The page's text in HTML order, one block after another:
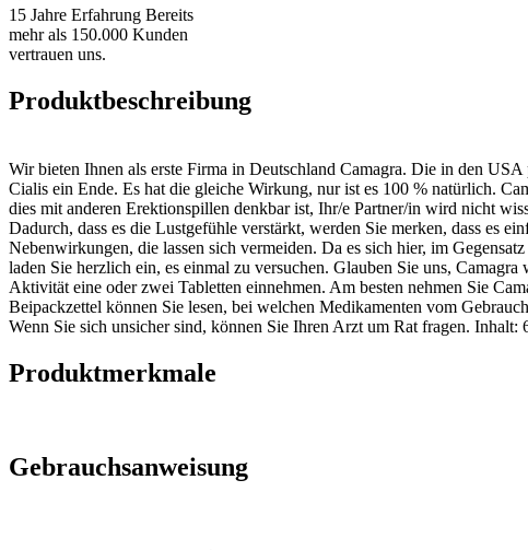
15 Jahre Erfahrung Bereits
mehr als 150.000 Kunden
vertrauen uns.
Produktbeschreibung
Wir bieten Ihnen als erste Firma in Deutschland Camagra. Die in den
Cialis ein Ende. Es hat die gleiche Wirkung, nur ist es 100 % natürlich.
dies mit anderen Erektionspillen denkbar ist, Ihr/e Partner/in wird nicht
Dadurch, dass es die Lustgefühle verstärkt, werden Sie merken, dass es
Nebenwirkungen, die lassen sich vermeiden. Da es sich hier, im
laden Sie herzlich ein, es einmal zu versuchen. Glauben Sie uns,
Aktivität eine oder zwei Tabletten einnehmen. Am besten nehmen Sie
Beipackzettel können Sie lesen, bei welchen Medikamenten vom
Wenn Sie sich unsicher sind, können Sie Ihren Arzt um Rat fragen. Inhalt:
Produktmerkmale
Gebrauchsanweisung